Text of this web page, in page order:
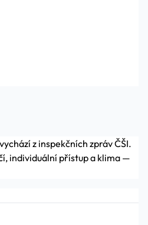
z inspekčních zpráv ČŠI.
individuální přístup a klima —